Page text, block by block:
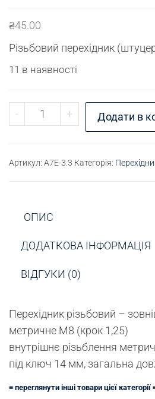
₴45.00
Різьбовий перехідник
11 в наявності
- Перехідник різьбовий
+ Додати в
Артикул: A7E-3.3 Категорія:
ОПИС
ДОДАТКОВА ІНФОРМАЦІЯ
ВІДГУКИ (0)
Перехідник різьбовий –
метричне М8 (крок 1,25)
внутрішнє різьблення
під ключ 14 мм, загальна
≡ переглянути інші товари цієї категорії